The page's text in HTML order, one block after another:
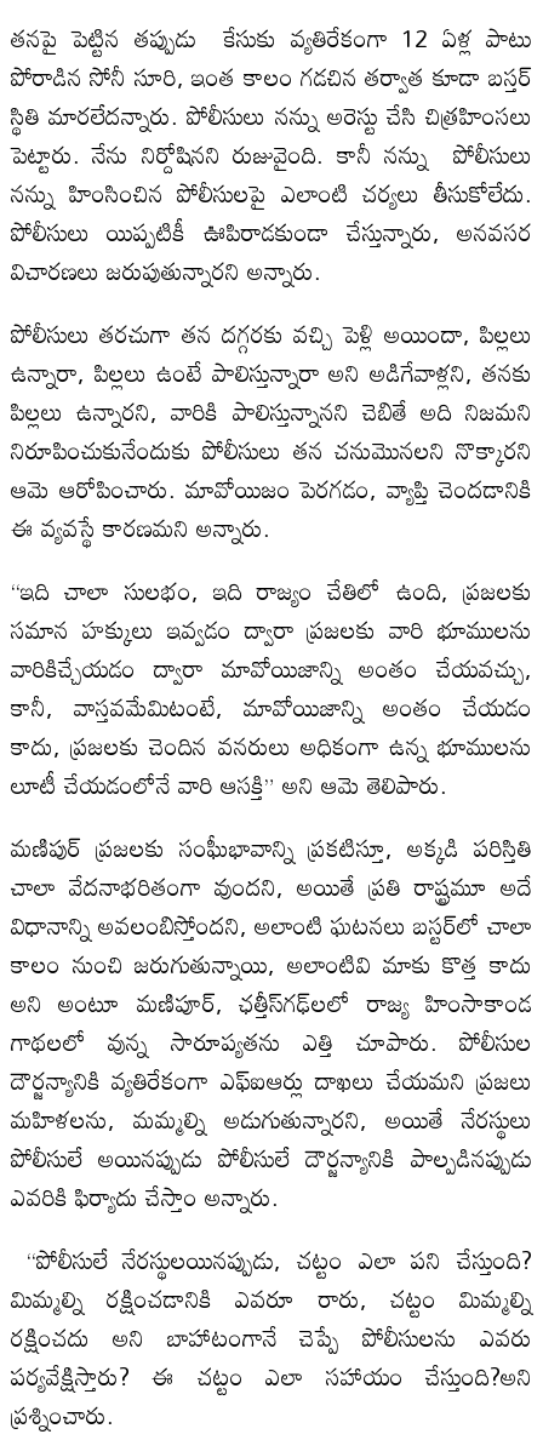
తనపై పెట్టిన తప్పుడు కేసుకు వ్యతిరేకంగా 12 ఏళ్ల పాటు
పోరాడిన సోనీ సూరి, ఇంత కాలం గడచిన తర్వాత కూడా బస్తర్
స్థితి మారలేదన్నారు. పోలీసులు నన్ను అరెస్టు చేసి చిత్రహింసలు
పెట్టారు. నేను నిర్దోషినని రుజువైంది. కానీ నన్ను పోలీసులు
నన్ను హింసించిన పోలీసులపై ఎలాంటి చర్యలు తీసుకోలేదు.
పోలీసులు యిప్పటికీ ఊపిరాడకుండా చేస్తున్నారు, అనవసర
విచారణలు జరుపుతున్నారని అన్నారు.
పోలీసులు తరచుగా తన దగ్గరకు వచ్చి పెళ్లి అయిందా, పిల్లలు
ఉన్నారా, పిల్లలు ఉంటే పాలిస్తున్నారా అని అడిగేవాళ్లని, తనకు
పిల్లలు ఉన్నారని, వారికి పాలిస్తున్నానని చెబితే అది నిజమని
నిరూపించుకునేందుకు పోలీసులు తన చనుమొనలని నొక్కారని
ఆమె ఆరోపించారు. మావోయిజం పెరగడం, వ్యాప్తి చెందడానికి
ఈ వ్యవస్థే కారణమని అన్నారు.
“ఇది చాలా సులభం, ఇది రాజ్యం చేతిలో ఉంది, ప్రజలకు
సమాన హక్కులు ఇవ్వడం ద్వారా ప్రజలకు వారి భూములను
వారికిచ్చేయడం ద్వారా మావోయిజాన్ని అంతం చేయవచ్చు,
కానీ, వాస్తవమేమిటంటే, మావోయిజాన్ని అంతం చేయడం
కాదు, ప్రజలకు చెందిన వనరులు అధికంగా ఉన్న భూములను
లూటీ చేయడంలోనే వారి ఆసక్తి” అని ఆమె తెలిపారు.
మణిపుర్ ప్రజలకు సంఘీభావాన్ని ప్రకటిస్తూ, అక్కడి పరిస్తితి
చాలా వేదనాభరితంగా వుందని, అయితే ప్రతి రాష్ట్రమూ అదే
విధానాన్ని అవలంబిస్తోందని, అలాంటి ఘటనలు బస్టర్‌లో చాలా
కాలం నుంచి జరుగుతున్నాయి, అలాంటివి మాకు కొత్త కాదు
అని అంటూ మణిపూర్, ఛత్తీస్‌గఢ్‌లలో రాజ్య హింసాకాండ
గాథలలో వున్న సారూప్యతను ఎత్తి చూపారు. పోలీసుల
దౌర్జన్యానికి వ్యతిరేకంగా ఎఫ్ఐఆర్లు దాఖలు చేయమని ప్రజలు
మహిళలను, మమ్మల్ని అడుగుతున్నారని, అయితే నేరస్థులు
పోలీసులే అయినప్పుడు పోలీసులే దౌర్జన్యానికి పాల్పడినప్పుడు
ఎవరికి ఫిర్యాదు చేస్తాం అన్నారు.
“పోలీసులే నేరస్థులయినప్పుడు, చట్టం ఎలా పని చేస్తుంది?
మిమ్మల్ని రక్షించడానికి ఎవరూ రారు, చట్టం మిమ్మల్ని
రక్షించదు అని బాహాటంగానే చెప్పే పోలీసులను ఎవరు
పర్యవేక్షిస్తారు? ఈ చట్టం ఎలా సహాయం చేస్తుంది?అని
ప్రశ్నించారు.